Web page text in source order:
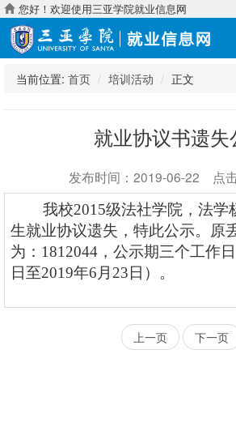
您好！欢迎使用三亚学院就业信息网
当前位置: 首页 培训活动 正文
就业协议书遗失
发布时间：2019-06-22 点
我校2015级法社学院，法学
生就业协议遗失，特此公示。原
为：1812044，公示期三个工作
日至2019年6月23日）。
上一页 下一页